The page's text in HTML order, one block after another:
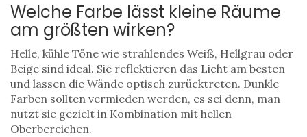
Welche Farbe lässt kleine Räume
am größten wirken?
Helle, kühle Töne wie strahlendes Weiß, Hellgrau oder
Beige sind ideal. Sie reflektieren das Licht am besten
und lassen die Wände optisch zurücktreten. Dunkle
Farben sollten vermieden werden, es sei denn, man
nutzt sie gezielt in Kombination mit hellen
Oberbereichen.